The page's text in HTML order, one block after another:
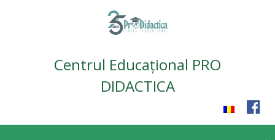
Centrul Educațional PRO
DIDACTICA